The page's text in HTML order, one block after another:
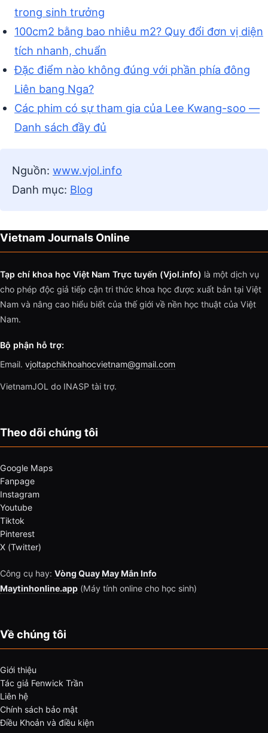
trong sinh trưởng
100cm2 bằng bao nhiêu m2? Quy đổi đơn vị diện
tích nhanh, chuẩn
Đặc điểm nào không đúng với phần phía đông
Liên bang Nga?
Các phim có sự tham gia của Lee Kwang-soo —
Danh sách đầy đủ
Nguồn: www.vjol.info
Danh mục: Blog
Vietnam Journals Online
Tạp chí khoa học Việt Nam Trực tuyến (Vjol.info) là một dịch vụ
cho phép độc giả tiếp cận tri thức khoa học được xuất bản tại Việt
Nam và nâng cao hiểu biết của thế giới về nền học thuật của Việt
Nam.
Bộ phận hỗ trợ:
Email. vjoltapchikhoahocvietnam@gmail.com
VietnamJOL do INASP tài trợ.
Theo dõi chúng tôi
Google Maps
Fanpage
Instagram
Youtube
Tiktok
Pinterest
X (Twitter)
Công cụ hay: Vòng Quay May Mắn Info
Maytinhonline.app (Máy tính online cho học sinh)
Về chúng tôi
Giới thiệu
Tác giả Fenwick Trần
Liên hệ
Chính sách bảo mật
Điều Khoản và điều kiện